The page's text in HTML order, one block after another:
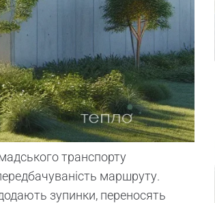
транспорту
маршруту.
зупинки, переносять